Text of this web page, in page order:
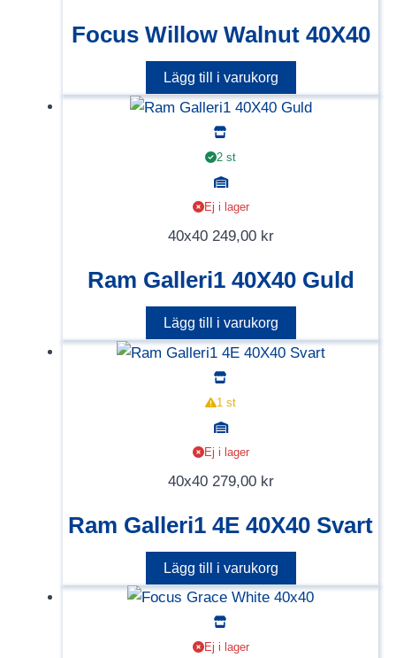
Focus Willow Walnut 40X40
Lägg till i varukorg
2 st
Ej i lager
40x40 249,00 kr
Ram Galleri1 40X40 Guld
Lägg till i varukorg
1 st
Ej i lager
40x40 279,00 kr
Ram Galleri1 4E 40X40 Svart
Lägg till i varukorg
Ej i lager